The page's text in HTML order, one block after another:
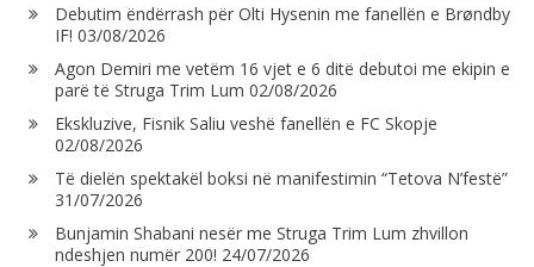
Debutim ëndërrash për Olti Hysenin me fanellën e Brøndby
IF! 03/08/2026
Agon Demiri me vetëm 16 vjet e 6 ditë debutoi me ekipin e
parë të Struga Trim Lum 02/08/2026
Ekskluzive, Fisnik Saliu veshë fanellën e FC Skopje
02/08/2026
Të dielën spektakël boksi në manifestimin “Tetova N’festë”
31/07/2026
Bunjamin Shabani nesër me Struga Trim Lum zhvillon
ndeshjen numër 200! 24/07/2026